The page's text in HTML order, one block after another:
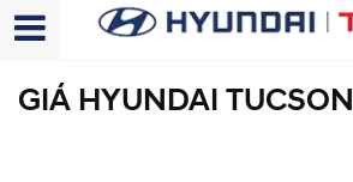
GIÁ HYUNDAI TUCSON